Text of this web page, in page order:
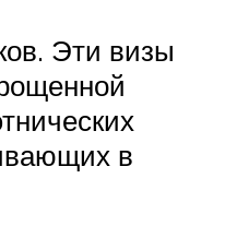
Эти визы
в